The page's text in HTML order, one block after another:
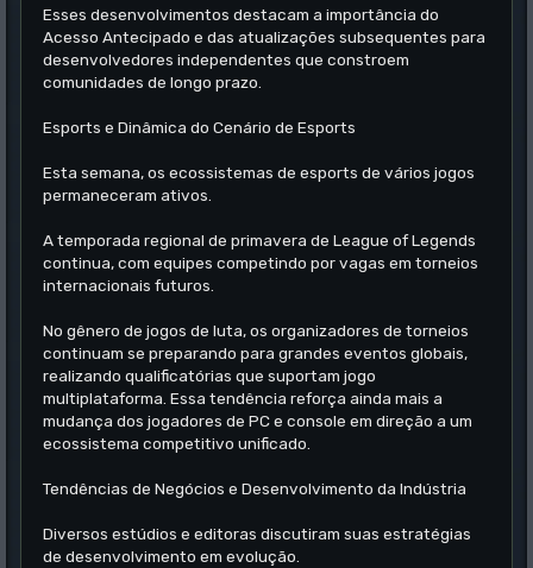
Esses desenvolvimentos destacam a importância do
Acesso Antecipado e das atualizações subsequentes para
desenvolvedores independentes que constroem
comunidades de longo prazo.
Esports e Dinâmica do Cenário de Esports
Esta semana, os ecossistemas de esports de vários jogos
permaneceram ativos.
A temporada regional de primavera de League of Legends
continua, com equipes competindo por vagas em torneios
internacionais futuros.
No gênero de jogos de luta, os organizadores de torneios
continuam se preparando para grandes eventos globais,
realizando qualificatórias que suportam jogo
multiplataforma. Essa tendência reforça ainda mais a
mudança dos jogadores de PC e console em direção a um
ecossistema competitivo unificado.
Tendências de Negócios e Desenvolvimento da Indústria
Diversos estúdios e editoras discutiram suas estratégias
de desenvolvimento em evolução.